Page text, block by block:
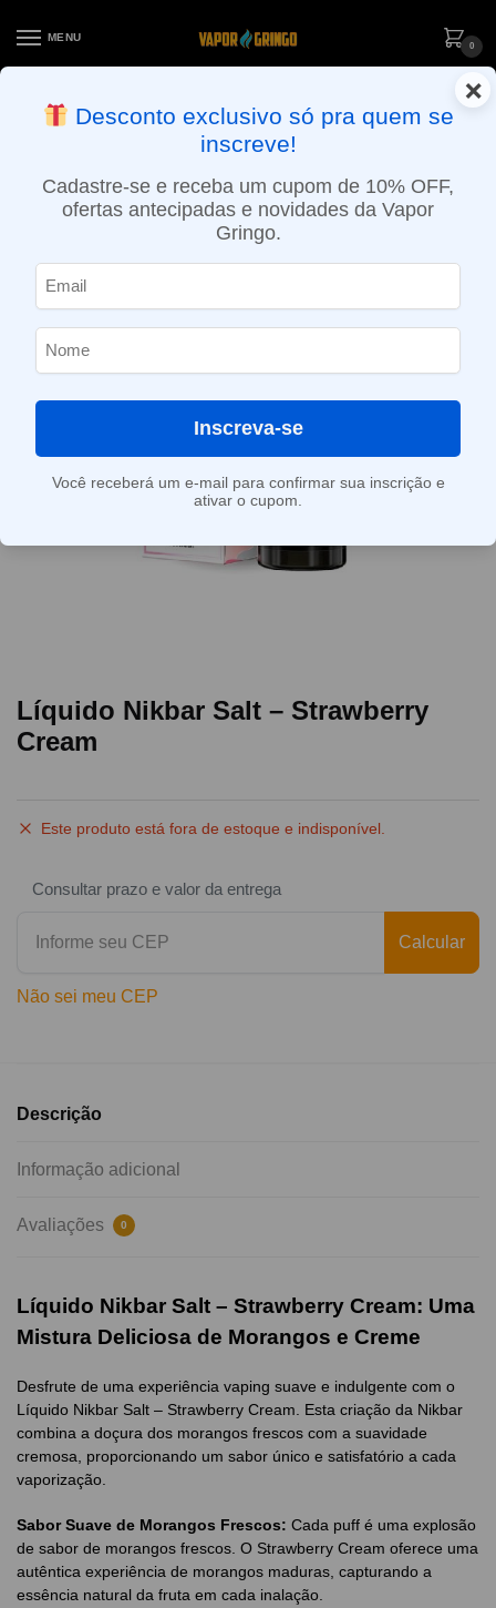
MENU
0
ENTREGA NO MESMO DIA EM SÃO PAULO (SEG A SEX): PEDIDOS
APROVADOS ATÉ 15:30 VIA MOTOBOY
Líquido Nikbar Salt – Strawberry
Cream
Este produto está fora de estoque e indisponível.
Consultar prazo e valor da entrega
Calcular
Não sei meu CEP
Descrição
Informação adicional
Avaliações 0
Líquido Nikbar Salt – Strawberry Cream: Uma
Mistura Deliciosa de Morangos e Creme
Desfrute de uma experiência vaping suave e indulgente com o
Líquido Nikbar Salt – Strawberry Cream. Esta criação da Nikbar
combina a doçura dos morangos frescos com a suavidade
cremosa, proporcionando um sabor único e satisfatório a cada
vaporização.
Sabor Suave de Morangos Frescos: Cada puff é uma explosão
de sabor de morangos frescos. O Strawberry Cream oferece uma
autêntica experiência de morangos maduras, capturando a
essência natural da fruta em cada inalação.
×
Desconto exclusivo só pra quem se
inscreve!
Cadastre-se e receba um cupom de 10% OFF,
ofertas antecipadas e novidades da Vapor
Gringo.
Inscreva-se
Você receberá um e-mail para confirmar sua inscrição e
ativar o cupom.